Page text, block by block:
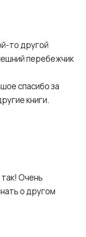
то другой
перебежчик
спасибо за
книги.
Очень
о другом